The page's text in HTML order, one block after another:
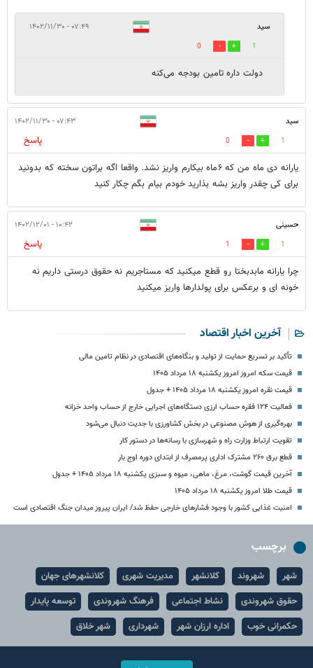
سید ۰۷:۴۹ - ۱۴۰۲/۱۱/۳۰
1
0
دولت داره تامین بودجه می‌کنه
سید ۰۷:۴۳ - ۱۴۰۲/۱۱/۳۰
1
0
پاسخ
یارانه دی ماه من که ۶ماه بیکارم واریز نشد. واقعا اگه براتون سخته که بدونید
برای کی چقدر واریز بشه بذارید خودم بیام بگم چکار کنید
حسینی ۱۰:۴۲ - ۱۴۰۲/۱۲/۰۱
1
1
پاسخ
چرا یارانه مابدبختا رو قطع میکنید که مستاجریم نه حقوق درستی داریم نه
خونه ای و برعکس برای پولدارها واریز میکنید
آخرین اخبار اقتصاد
تأکید بر تسریع حمایت از تولید و بنگاه‌های اقتصادی در نظام تامین مالی
قیمت سکه امروز امروز یکشنبه ۱۸ مرداد ۱۴۰۵
قیمت نقره امروز یکشنبه ۱۸ مرداد ۱۴۰۵ + جدول
فعالیت ۱۲۴ فقره حساب ارزی دستگاه‌های اجرایی خارج از حساب واحد خزانه
بهره‌گیری از هوش مصنوعی در بخش کشاورزی با جدیت دنبال می‌شود
تقویت ارتباط وزارت راه و شهرسازی با رسانه‌ها در دستور کار
قطع برق ۲۶۰ مشترک اداری پرمصرف از ابتدای دوره اوج بار
آخرین قیمت گوشت، مرغ، ماهی، میوه و سبزی یکشنبه ۱۸ مرداد ۱۴۰۵ + جدول
قیمت طلا امروز یکشنبه ۱۸ مرداد ۱۴۰۵
امنیت غذایی کشور با وجود فشارهای خارجی حفظ شد/ ایران پیروز میدان جنگ اقتصادی است
برچسب
شهر شهروند کلانشهر مدیریت شهری
کلانشهرهای جهان
حقوق شهروندی
نشاط اجتماعی فرهنگ شهروندی
توسعه پایدار
حکمرانی خوب
اداره ارزان شهر شهرداری شهر خلاق